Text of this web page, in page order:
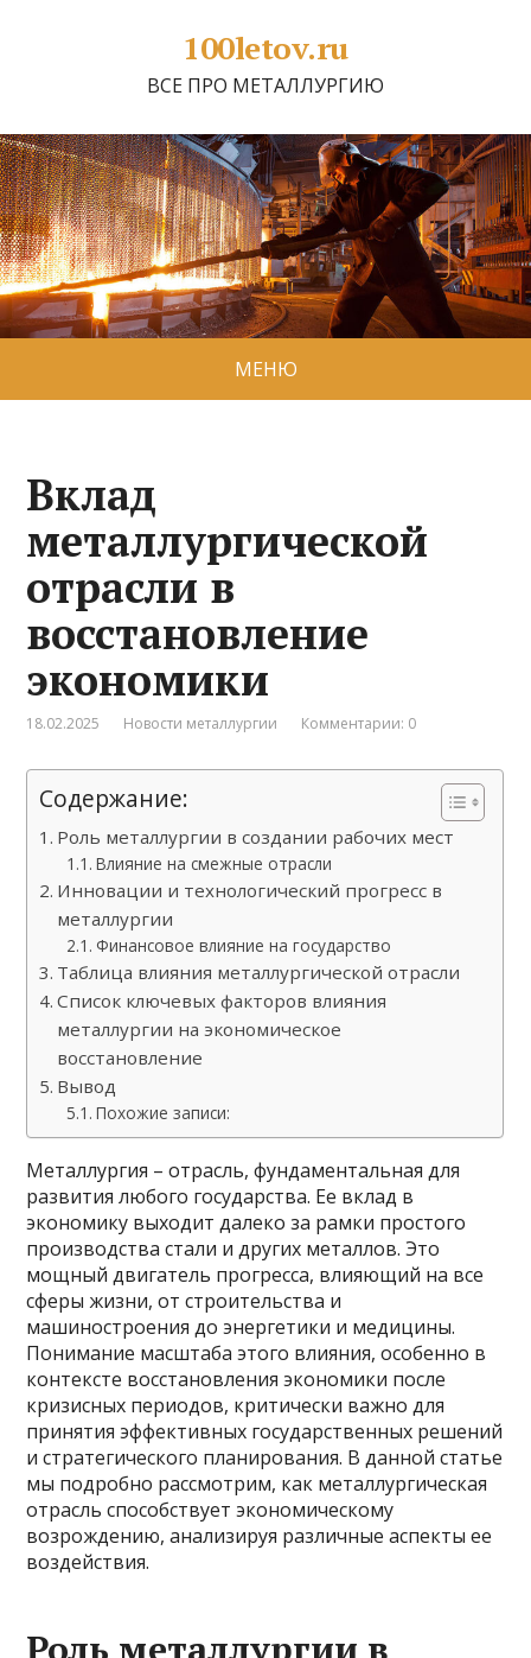
100letov.ru
ВСЕ ПРО МЕТАЛЛУРГИЮ
МЕНЮ
Вклад
металлургической
отрасли в
восстановление
экономики
18.02.2025 Новости металлургии Комментарии: 0
Содержание:
Роль металлургии в создании рабочих мест
Влияние на смежные отрасли
Инновации и технологический прогресс в
металлургии
Финансовое влияние на государство
Таблица влияния металлургической отрасли
Список ключевых факторов влияния
металлургии на экономическое
восстановление
Вывод
Похожие записи:
Металлургия – отрасль, фундаментальная для
развития любого государства. Ее вклад в
экономику выходит далеко за рамки простого
производства стали и других металлов. Это
мощный двигатель прогресса, влияющий на все
сферы жизни, от строительства и
машиностроения до энергетики и медицины.
Понимание масштаба этого влияния, особенно в
контексте восстановления экономики после
кризисных периодов, критически важно для
принятия эффективных государственных решений
и стратегического планирования. В данной статье
мы подробно рассмотрим, как металлургическая
отрасль способствует экономическому
возрождению, анализируя различные аспекты ее
воздействия.